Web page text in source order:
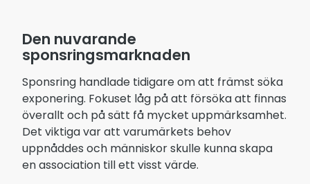
Den nuvarande
sponsringsmarknaden
Sponsring handlade tidigare om att främst söka
exponering. Fokuset låg på att försöka att finnas
överallt och på sätt få mycket uppmärksamhet.
Det viktiga var att varumärkets behov
uppnåddes och människor skulle kunna skapa
en association till ett visst värde.